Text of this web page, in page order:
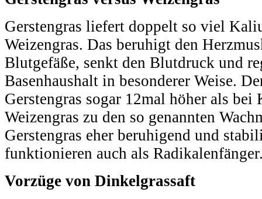
Gerstengras liefert doppelt so viel
Weizengras. Das beruhigt den
Blutgefäße, senkt den Blutdruck und
Basenhaushalt in besonderer Weise.
Gerstengras sogar 12mal höher als
Weizengras zu den so genannten
Gerstengras eher beruhigend und
funktionieren auch als
Vorzüge von Dinkelgrassaft